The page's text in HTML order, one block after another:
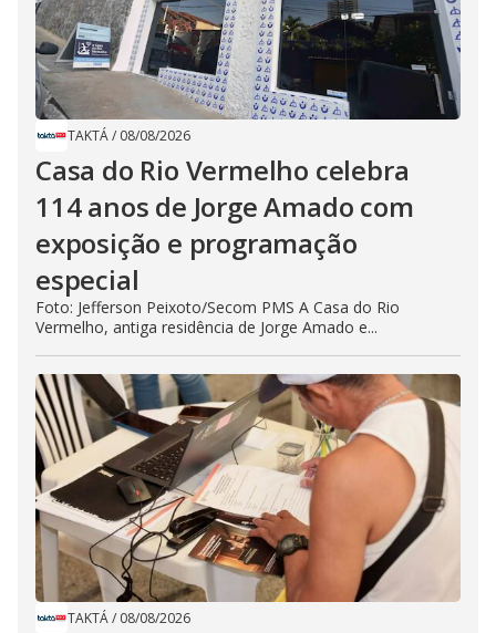
TAKTÁ/ 08/08/2026
Casa do Rio Vermelho celebra
114 anos de Jorge Amado com
exposição e programação
especial
Foto: Jefferson Peixoto/Secom PMS A Casa do Rio
Vermelho, antiga residência de Jorge Amado e...
TAKTÁ/ 08/08/2026